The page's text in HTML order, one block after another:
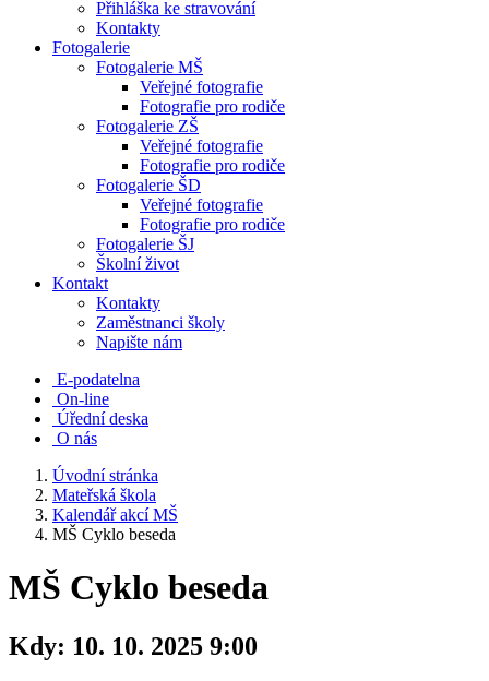
Přihláška ke stravování
Kontakty
Fotogalerie
Fotogalerie MŠ
Veřejné fotografie
Fotografie pro rodiče
Fotogalerie ZŠ
Veřejné fotografie
Fotografie pro rodiče
Fotogalerie ŠD
Veřejné fotografie
Fotografie pro rodiče
Fotogalerie ŠJ
Školní život
Kontakt
Kontakty
Zaměstnanci školy
Napište nám
E-podatelna
On-line
Úřední deska
O nás
Úvodní stránka
Mateřská škola
Kalendář akcí MŠ
MŠ Cyklo beseda
MŠ Cyklo beseda
Kdy: 10. 10. 2025 9:00